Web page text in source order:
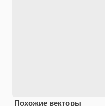
Похожие векторы